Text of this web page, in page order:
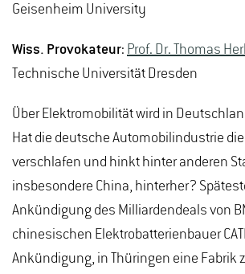
Geisenheim University
Wiss. Provokateur: Prof. Dr. Thomas
Technische Universität Dresden
Über Elektromobilität wird in
Hat die deutsche Automobilindustrie
verschlafen und hinkt hinter anderen
insbesondere China, hinterher?
Ankündigung des Milliardendeals von
chinesischen Elektrobatterienbauer
Ankündigung, in Thüringen eine Fabrik